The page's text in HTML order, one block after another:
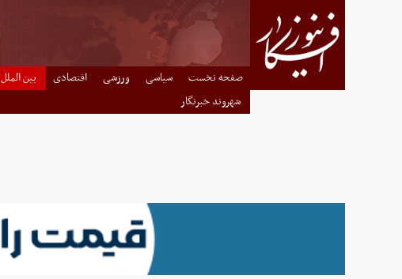
صفحه نخست سیاسی ورزشی اقتصادی بین الملل
شهروند خبرنگار